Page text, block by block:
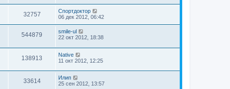
32757
Спортдоктор
06 дек 2012, 06:42
544879
smile-ul
22 окт 2012, 18:38
138913
Native
11 окт 2012, 12:25
33614
Илип
25 сен 2012, 13:57